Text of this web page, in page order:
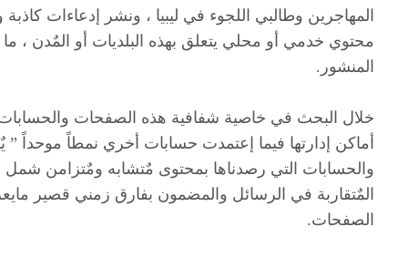
المهاجرين وطالبي اللجوء في ليبيا ، ونشر إدعاءات
محتوي خدمي أو محلي يتعلق بهذه البلديات أو المٌدن ،
المنشور.
خلال البحث في خاصية شفافية هذه الصفحات
أماكن إدارتها فيما إعتمدت حسابات أخري نمطاً موحداً
والحسابات التي رصدناها بمحتوى مٌتشابه ومٌتزامن شمل
المٌتقاربة في الرسائل والمضمون بفارق زمني قصير
الصفحات.